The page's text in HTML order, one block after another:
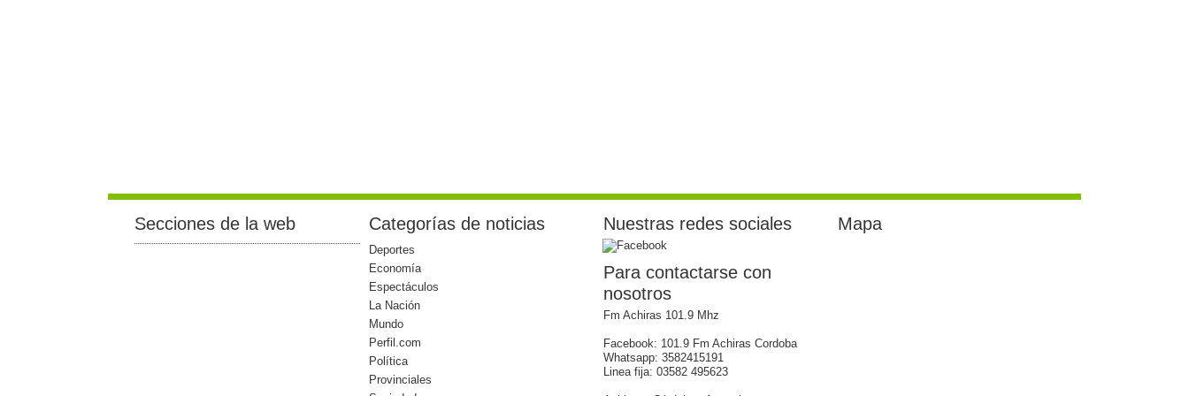
Secciones de la web Categorías de noticias
Deportes
Economía
Espectáculos
La Nación
Mundo
Perfil.com
Política
Provinciales
Nuestras redes sociales
Para contactarse con
nosotros
Fm Achiras 101.9 Mhz
Facebook: 101.9 Fm Achiras Cordoba
Whatsapp: 3582415191
Linea fija: 03582 495623
Mapa